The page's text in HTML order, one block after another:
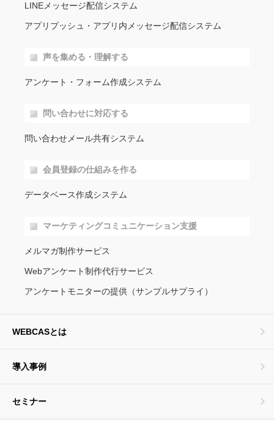
LINEメッセージ配信システム
アプリプッシュ・アプリ内メッセージ配信システム
声を集める・理解する
アンケート・フォーム作成システム
問い合わせに対応する
問い合わせメール共有システム
会員登録の仕組みを作る
データベース作成システム
マーケティングコミュニケーション支援
メルマガ制作サービス
Webアンケート制作代行サービス
アンケートモニターの提供（サンプルサプライ）
WEBCASとは
導入事例
セミナー